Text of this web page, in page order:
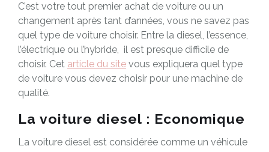
C’est votre tout premier achat de voiture ou un
changement après tant d’années, vous ne savez pas
quel type de voiture choisir. Entre la diesel, l’essence,
l’électrique ou l’hybride, il est presque difficile de
choisir. Cet article du site vous expliquera quel type
de voiture vous devez choisir pour une machine de
qualité.
La voiture diesel : Economique
La voiture diesel est considérée comme un véhicule